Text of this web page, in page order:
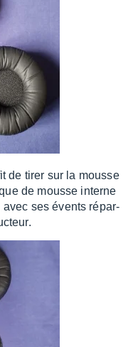
de tirer sur la mousse
de mousse interne
avec ses évents répar­